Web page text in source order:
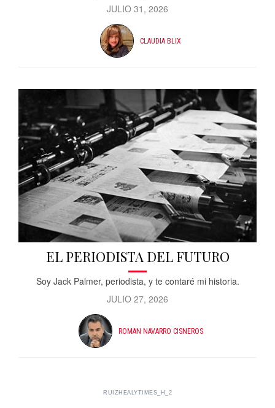
JULIO 31, 2026
CLAUDIA BLIX
EL PERIODISTA DEL FUTURO
Soy Jack Palmer, periodista, y te contaré mi historia.
JULIO 27, 2026
ROMAN NAVARRO CISNEROS
RUIZHEALYTIMES_H_2